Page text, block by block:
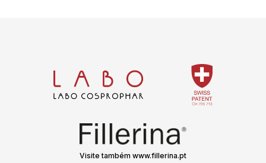
Visite também www.fillerina.pt